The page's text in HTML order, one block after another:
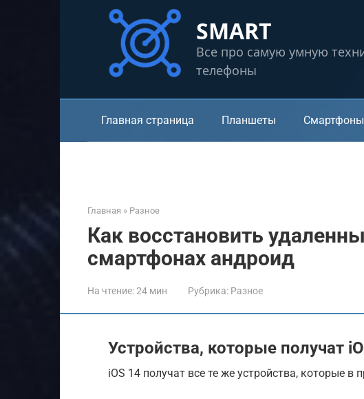
SMART
Все про самую умную
телефоны
Главная страница Планшеты Смартфоны
Главная » Разное
Как восстановить
смартфонах андроид
На чтение:24 мин Рубрика: Разное
Устройства, которые получат
iOS 14 получат все те же устройства, которые